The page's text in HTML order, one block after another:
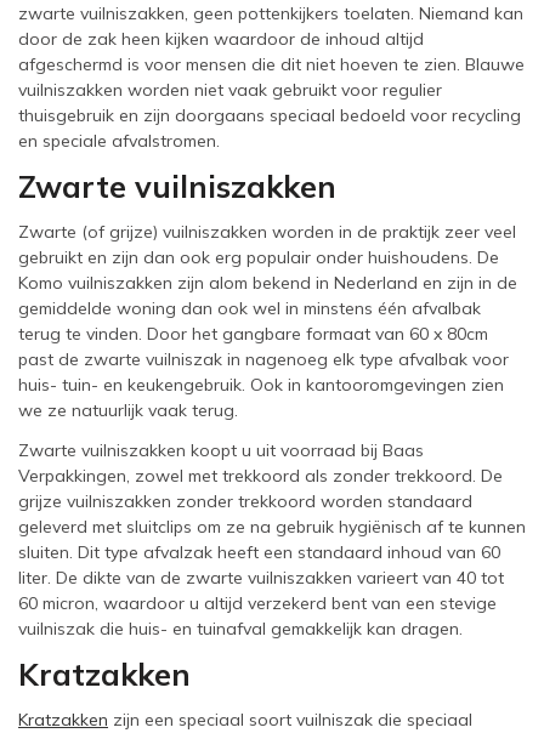
zwarte vuilniszakken, geen pottenkijkers toelaten. Niemand kan
door de zak heen kijken waardoor de inhoud altijd
afgeschermd is voor mensen die dit niet hoeven te zien. Blauwe
vuilniszakken worden niet vaak gebruikt voor regulier
thuisgebruik en zijn doorgaans speciaal bedoeld voor recycling
en speciale afvalstromen.
Zwarte vuilniszakken
Zwarte (of grijze) vuilniszakken worden in de praktijk zeer veel
gebruikt en zijn dan ook erg populair onder huishoudens. De
Komo vuilniszakken zijn alom bekend in Nederland en zijn in de
gemiddelde woning dan ook wel in minstens één afvalbak
terug te vinden. Door het gangbare formaat van 60 x 80cm
past de zwarte vuilniszak in nagenoeg elk type afvalbak voor
huis- tuin- en keukengebruik. Ook in kantooromgevingen zien
we ze natuurlijk vaak terug.
Zwarte vuilniszakken koopt u uit voorraad bij Baas
Verpakkingen, zowel met trekkoord als zonder trekkoord. De
grijze vuilniszakken zonder trekkoord worden standaard
geleverd met sluitclips om ze na gebruik hygiënisch af te kunnen
sluiten. Dit type afvalzak heeft een standaard inhoud van 60
liter. De dikte van de zwarte vuilniszakken varieert van 40 tot
60 micron, waardoor u altijd verzekerd bent van een stevige
vuilniszak die huis- en tuinafval gemakkelijk kan dragen.
Kratzakken
Kratzakken zijn een speciaal soort vuilniszak die speciaal